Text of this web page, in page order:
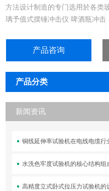
方法设计制造的专门选用於各类
璃予值式摆锤冲击仪 啤酒瓶冲击
产品咨询
产品分类
新闻资讯
铜线延伸率试验机在电线电缆行
水洗色牢度试验机的核心结构组
高精度立式卧式拉压力试验机的